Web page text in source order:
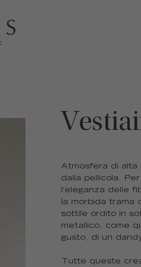
Atmosfera di alta
dalla pellicola.
l’eleganza delle
la morbida trama
sottile ordito in
metallico, come
gusto, di un
Tutte queste